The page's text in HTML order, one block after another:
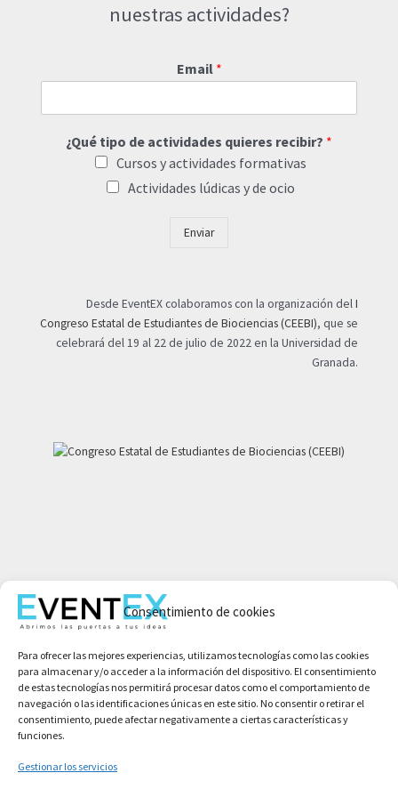
Consentimiento de cookies
Para ofrecer las mejores experiencias, utilizamos tecnologías como las cookies
para almacenar y/o acceder a la información del dispositivo. El consentimiento
de estas tecnologías nos permitirá procesar datos como el comportamiento de
navegación o las identificaciones únicas en este sitio. No consentir o retirar el
consentimiento, puede afectar negativamente a ciertas características y
funciones.
Gestionar los servicios
nuestras actividades?
Email *
¿Qué tipo de actividades quieres recibir? *
Cursos y actividades formativas
Actividades lúdicas y de ocio
Enviar
Desde EventEX colaboramos con la organización delI
Congreso Estatal de Estudiantes de Biociencias (CEEBI), que se
celebrará del 19 al 22 de julio de 2022 en la Universidad de
Granada.
Aviso legal
Política de privacidad
Condiciones de compra
Política de cookies